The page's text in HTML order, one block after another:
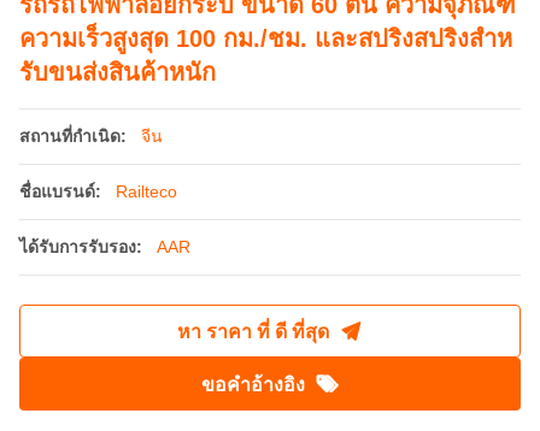
ความเร็วสูงสุด 100 กม./ชม. และสปริงสปริงสําห
รับขนส่งสินค้าหนัก
สถานที่กำเนิด: จีน
ชื่อแบรนด์: Railteco
ได้รับการรับรอง: AAR
หา ราคา ที่ ดี ที่สุด
ขอคําอ้างอิง